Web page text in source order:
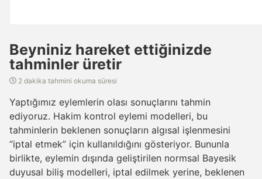
Beyniniz hareket ettiğinizde
tahminler üretir
2 dakika tahmini okuma süresi
Yaptığımız eylemlerin olası sonuçlarını tahmin
ediyoruz. Hakim kontrol eylemi modelleri, bu
tahminlerin beklenen sonuçların algısal işlenmesini
“iptal etmek” için kullanıldığını gösteriyor. Bununla
birlikte, eylemin dışında geliştirilen normsal Bayesik
duyusal biliş modelleri, iptal edilmek yerine, beklenen